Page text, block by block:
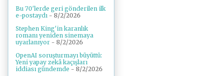
Bu 70'lerde geri gönderilen ilk
e-postaydı - 8/2/2026
Stephen King'in karanlık
romanı yeniden sinemaya
uyarlanıyor - 8/2/2026
OpenAI soruşturmayı büyüttü:
Yeni yapay zekâ kaçışları
iddiası gündemde - 8/2/2026